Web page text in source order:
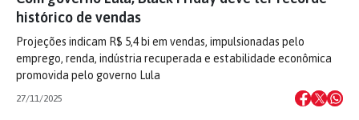
histórico de vendas
Projeções indicam R$ 5,4 bi em vendas, impulsionadas pelo
emprego, renda, indústria recuperada e estabilidade econômica
promovida pelo governo Lula
27/11/2025